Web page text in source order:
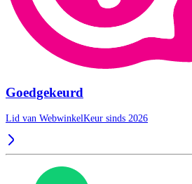
Goedgekeurd
Lid van WebwinkelKeur sinds 2026